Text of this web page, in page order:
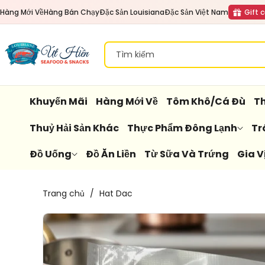
Đến Nội
Dung
Hàng Mới VềHàng Bán ChạyĐặc Sản LouisianaĐặc Sản Việt Nam Gift
Tìm kiếm
Khuyến Mãi Hàng Mới Về Tôm Khô/Cá Đù
Thuỷ Hải Sản Khác
Thực Phẩm Đông Lạnh
Đồ Uống
Đồ Ăn Liền Từ Sữa Và Trứng Gia
Trang chủ / Hat Dac
Chuyển
Thông
Tin Sản
Phẩm